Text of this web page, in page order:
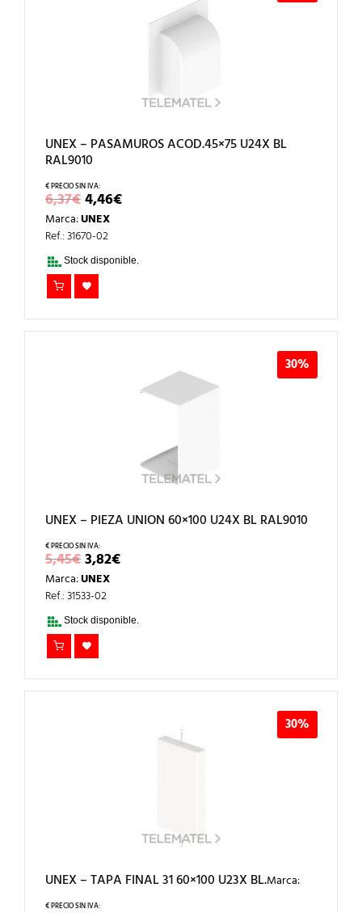
UNEX – PASAMUROS ACOD.45×75 U24X BL
RAL9010
6,37€EL
PRECIO
ORIGINAL
ERA:
6,37€.
4,46€EL
PRECIO
4,46€.
Marca:UNEX
Ref.: 31670-02
Stock disponible.
30%
UNEX – PIEZA UNION 60×100 U24X BL RAL9010
5,45€EL
PRECIO
ORIGINAL
ERA:
5,45€.
3,82€EL
PRECIO
3,82€.
Marca:UNEX
Ref.: 31533-02
Stock disponible.
30%
UNEX – TAPA FINAL 31 60×100 U23X BL.Marca: